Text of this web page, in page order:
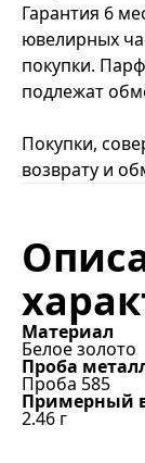
Гарантия 6
ювелирных
покупки.
подлежат
Покупки,
возврату и
Материал
Белое золото
Проба
Проба 585
Примерный
2.46 г